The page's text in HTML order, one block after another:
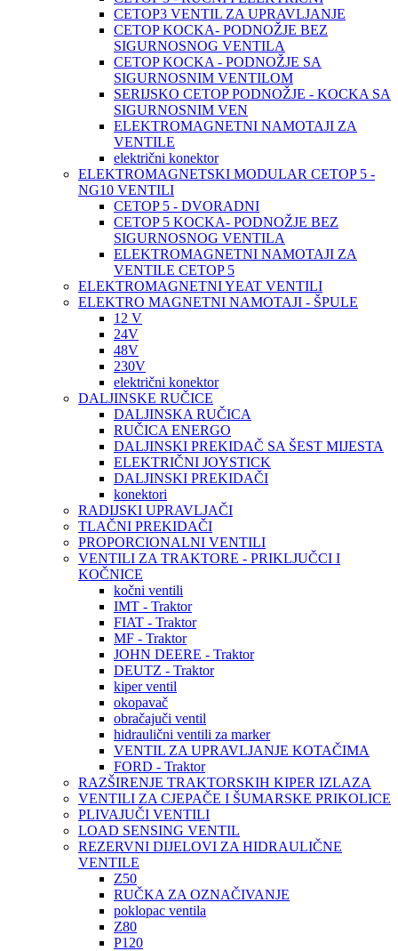
CETOP3 VENTIL ZA UPRAVLJANJE
CETOP KOCKA- PODNOŽJE BEZ
SIGURNOSNOG VENTILA
CETOP KOCKA - PODNOŽJE SA
SIGURNOSNIM VENTILOM
SERIJSKO CETOP PODNOŽJE - KOCKA SA
SIGURNOSNIM VEN
ELEKTROMAGNETNI NAMOTAJI ZA
VENTILE
električni konektor
ELEKTROMAGNETSKI MODULAR CETOP 5 -
NG10 VENTILI
CETOP 5 - DVORADNI
CETOP 5 KOCKA- PODNOŽJE BEZ
SIGURNOSNOG VENTILA
ELEKTROMAGNETNI NAMOTAJI ZA
VENTILE CETOP 5
ELEKTROMAGNETNI YEAT VENTILI
ELEKTRO MAGNETNI NAMOTAJI - ŠPULE
12 V
24V
48V
230V
električni konektor
DALJINSKE RUČICE
DALJINSKA RUČICA
RUČICA ENERGO
DALJINSKI PREKIDAČ SA ŠEST MIJESTA
ELEKTRIČNI JOYSTICK
DALJINSKI PREKIDAČI
konektori
RADIJSKI UPRAVLJAČI
TLAČNI PREKIDAČI
PROPORCIONALNI VENTILI
VENTILI ZA TRAKTORE - PRIKLJUČCI I
KOČNICE
kočni ventili
IMT - Traktor
FIAT - Traktor
MF - Traktor
JOHN DEERE - Traktor
DEUTZ - Traktor
kiper ventil
okopavač
obračajuči ventil
hidraulični ventili za marker
VENTIL ZA UPRAVLJANJE KOTAČIMA
FORD - Traktor
RAZŠIRENJE TRAKTORSKIH KIPER IZLAZA
VENTILI ZA CJEPAČE I ŠUMARSKE PRIKOLICE
PLIVAJUČI VENTILI
LOAD SENSING VENTIL
REZERVNI DIJELOVI ZA HIDRAULIČNE
VENTILE
Z50
RUČKA ZA OZNAČIVANJE
poklopac ventila
Z80
P120